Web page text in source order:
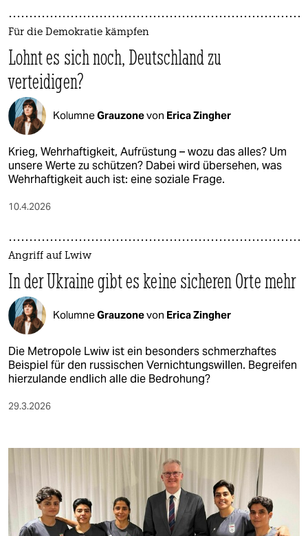
Für die Demokratie kämpfen
Lohnt es sich noch, Deutschland zu
verteidigen?
KolumneGrauzonevon Erica Zingher
Krieg, Wehrhaftigkeit, Aufrüstung – wozu das alles? Um
unsere Werte zu schützen? Dabei wird übersehen, was
Wehrhaftigkeit auch ist: eine soziale Frage.
10.4.2026
Angriff auf Lwiw
In der Ukraine gibt es keine sicheren Orte mehr
KolumneGrauzonevon Erica Zingher
Die Metropole Lwiw ist ein besonders schmerzhaftes
Beispiel für den russischen Vernichtungswillen. Begreifen
hierzulande endlich alle die Bedrohung?
29.3.2026